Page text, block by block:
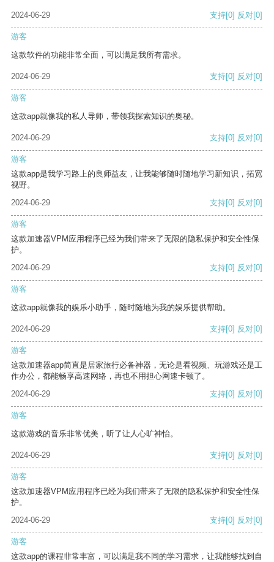
2024-06-29 支持[0] 反对[0]
游客
这款软件的功能非常全面，可以满足我所有需求。
2024-06-29 支持[0] 反对[0]
游客
这款app就像我的私人导师，带领我探索知识的奥秘。
2024-06-29 支持[0] 反对[0]
游客
这款app是我学习路上的良师益友，让我能够随时随地学习新知识，拓宽
视野。
2024-06-29
支持[0] 反对[0]
游客
这款加速器VPM应用程序已经为我们带来了无限的隐私保护和安全性保
护。
2024-06-29
支持[0] 反对[0]
游客
这款app就像我的娱乐小助手，随时随地为我的娱乐提供帮助。
2024-06-29 支持[0] 反对[0]
游客
这款加速器app简直是居家旅行必备神器，无论是看视频、玩游戏还是工
作办公，都能畅享高速网络，再也不用担心网速卡顿了。
2024-06-29
支持[0] 反对[0]
游客
这款游戏的音乐非常优美，听了让人心旷神怡。
2024-06-29 支持[0] 反对[0]
游客
这款加速器VPM应用程序已经为我们带来了无限的隐私保护和安全性保
护。
2024-06-29
支持[0] 反对[0]
游客
这款app的课程非常丰富，可以满足我不同的学习需求，让我能够找到自